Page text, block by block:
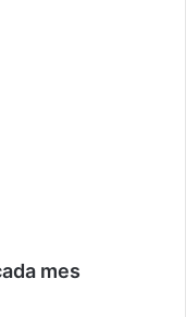
mes